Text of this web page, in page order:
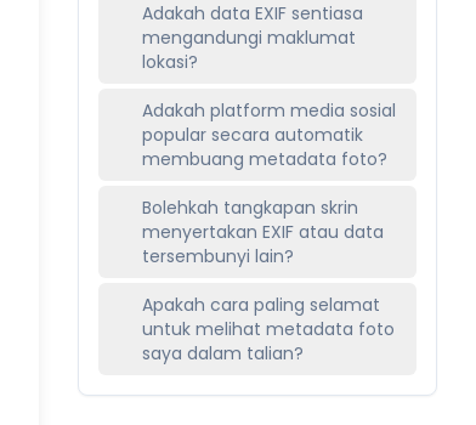
Adakah data EXIF sentiasa
mengandungi maklumat
lokasi?
Adakah platform media sosial
popular secara automatik
membuang metadata foto?
Bolehkah tangkapan skrin
menyertakan EXIF atau data
tersembunyi lain?
Apakah cara paling selamat
untuk melihat metadata foto
saya dalam talian?